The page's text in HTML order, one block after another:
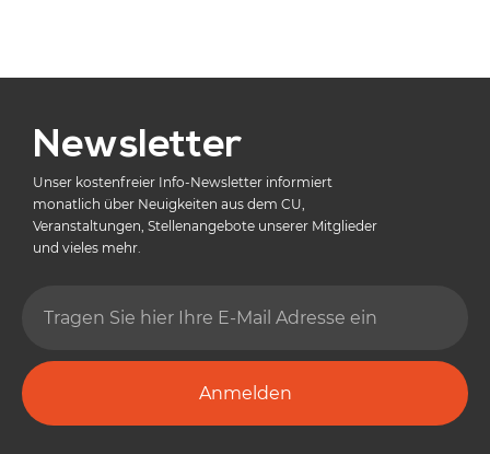
Newsletter
Unser kostenfreier Info-Newsletter informiert
monatlich über Neuigkeiten aus dem CU,
Veranstaltungen, Stellenangebote unserer Mitglieder
und vieles mehr.
Anmelden